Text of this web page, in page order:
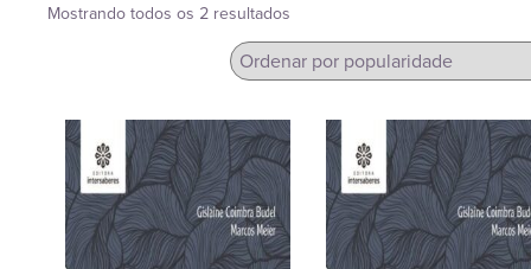
Mostrando todos os 2 resultados
popularidade